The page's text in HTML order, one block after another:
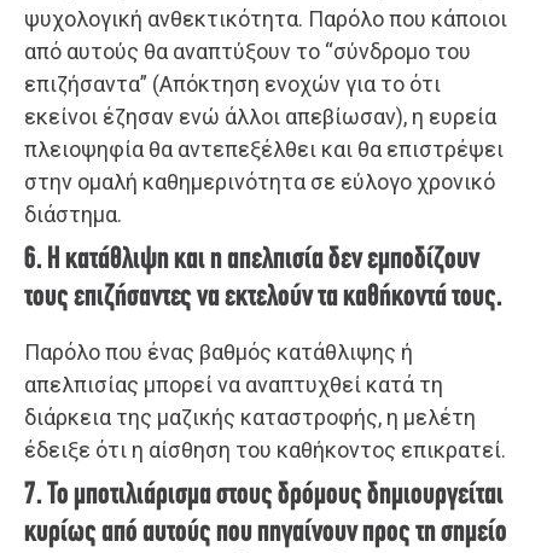
ψυχολογική ανθεκτικότητα. Παρόλο που κάποιοι
από αυτούς θα αναπτύξουν το “σύνδρομο του
επιζήσαντα” (Απόκτηση ενοχών για το ότι
εκείνοι έζησαν ενώ άλλοι απεβίωσαν), η ευρεία
πλειοψηφία θα αντεπεξέλθει και θα επιστρέψει
στην ομαλή καθημερινότητα σε εύλογο χρονικό
διάστημα.
6. Η κατάθλιψη και η απελπισία δεν εμποδίζουν
τους επιζήσαντες να εκτελούν τα καθήκοντά τους.
Παρόλο που ένας βαθμός κατάθλιψης ή
απελπισίας μπορεί να αναπτυχθεί κατά τη
διάρκεια της μαζικής καταστροφής, η μελέτη
έδειξε ότι η αίσθηση του καθήκοντος επικρατεί.
7. Το μποτιλιάρισμα στους δρόμους δημιουργείται
κυρίως από αυτούς που πηγαίνουν προς τη σημείο